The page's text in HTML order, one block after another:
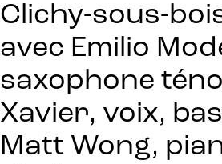
Clichy-sous-
avec Emilio
saxophone
Xavier, voix,
Matt Wong,